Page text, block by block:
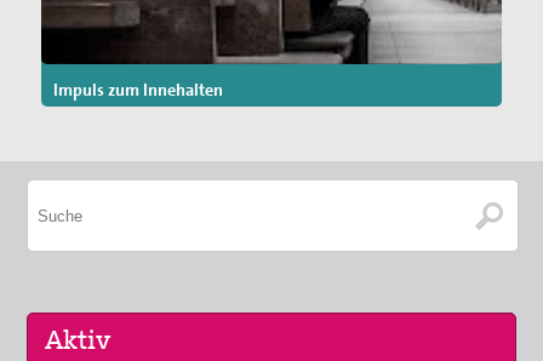
Impuls zum Innehalten